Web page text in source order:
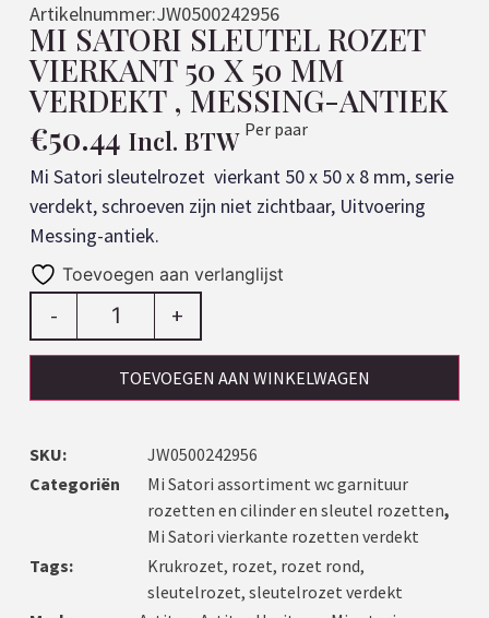
Artikelnummer:JW0500242956
MI SATORI SLEUTEL ROZET
VIERKANT 50 X 50 MM
VERDEKT , MESSING-ANTIEK
€50.44 Incl. BTW Per paar
Mi Satori sleutelrozet vierkant 50 x 50 x 8 mm, serie
verdekt, schroeven zijn niet zichtbaar, Uitvoering
Messing-antiek.
Toevoegen aan verlanglijst
- +
TOEVOEGEN AAN WINKELWAGEN
SKU:
JW0500242956
Categoriën
Mi Satori assortiment wc garnituur
rozetten en cilinder en sleutel rozetten,
Mi Satori vierkante rozetten verdekt
Tags:
Krukrozet, rozet, rozet rond,
sleutelrozet, sleutelrozet verdekt